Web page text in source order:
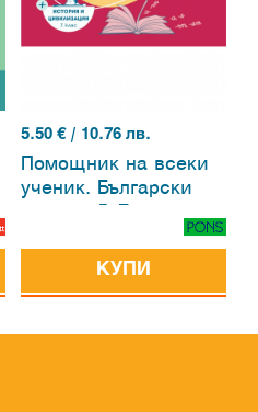
5.50€ / 10.76 лв.
Помощник на всеки
ученик. Български
цивилизации за 7.
КУПИ